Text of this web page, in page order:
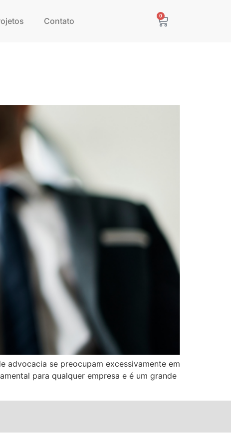
Contato
0
se preocupam excessivamente em
para qualquer empresa e é um grande